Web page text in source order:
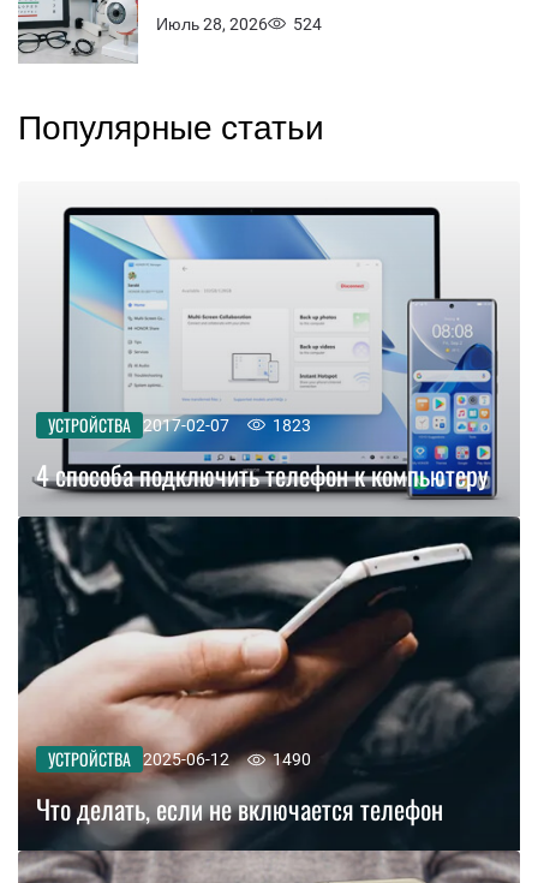
Июль 28, 2026 524
Популярные статьи
УСТРОЙСТВА 2017-02-07 1823
4 способа подключить телефон к компьютеру
УСТРОЙСТВА 2025-06-12 1490
Что делать, если не включается телефон